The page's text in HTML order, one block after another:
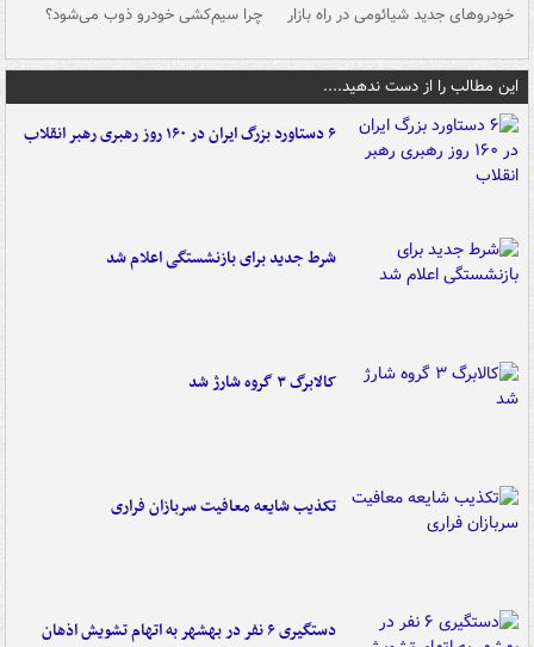
خودروهای جدید شیائومی در راه بازار چرا سیم‌کشی خودرو ذوب می‌شود؟
این مطالب را از دست ندهید....
۶ دستاورد بزرگ ایران در ۱۶۰ روز رهبری رهبر انقلاب
شرط جدید برای بازنشستگی اعلام شد
کالابرگ ۳ گروه شارژ شد
تکذیب شایعه معافیت سربازان فراری
دستگیری ۶ نفر در بهشهر به اتهام تشویش اذهان